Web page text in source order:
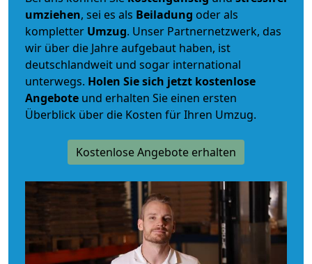
umziehen, sei es als Beiladung oder als
kompletter Umzug. Unser Partnernetzwerk, das
wir über die Jahre aufgebaut haben, ist
deutschlandweit und sogar international
unterwegs. Holen Sie sich jetzt kostenlose
Angebote und erhalten Sie einen ersten
Überblick über die Kosten für Ihren Umzug.
Kostenlose Angebote erhalten